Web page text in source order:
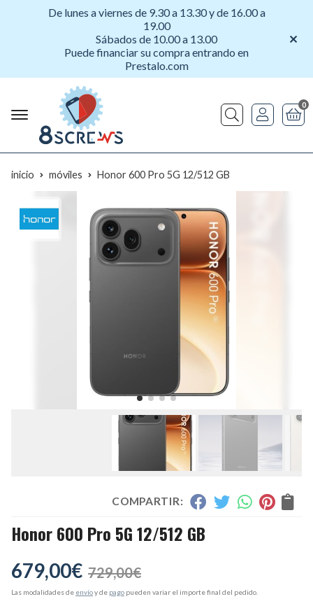
De lunes a viernes de 9.30 a 13.30 y de 16.00 a
19.00
Sábados de 10.00 a 13.00
Puede financiar su compra entrando en
Prestalo.com
Buscar
0
inicio móviles Honor 600 Pro 5G 12/512 GB
COMPARTIR:
Honor 600 Pro 5G 12/512 GB
679,00€ 729,00€
Las modalidades de envíoy de pago pueden variar el importe final del pedido.